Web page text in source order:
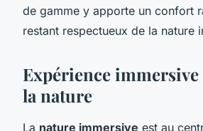
de gamme y apporte un confort
restant respectueux de la nature
Expérience
la nature
La nature immersive est au